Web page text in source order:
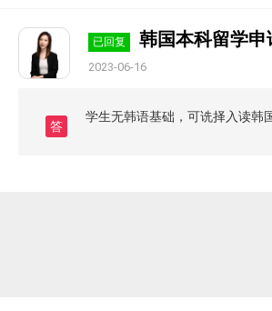
已回复 韩国本科留学
2023-06-16
答
学生无韩语基础，可诜择入读韩